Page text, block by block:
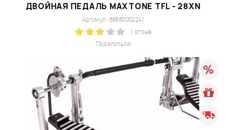
ДВОЙНАЯ ПЕДАЛЬ MAXTONE TFL - 28XN
Поделиться
Артикул: 88880002241
1 отзыв